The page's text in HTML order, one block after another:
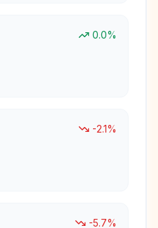
0.0%
-2.1%
-5.7%